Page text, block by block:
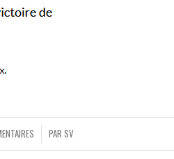
PARSV